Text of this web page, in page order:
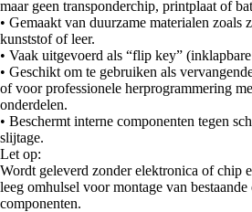
maar geen transponderchip, printplaat of
• Gemaakt van duurzame materialen
kunststof of leer.
• Vaak uitgevoerd als “flip key”
• Geschikt om te gebruiken als
of voor professionele herprogrammering
onderdelen.
• Beschermt interne componenten tegen
slijtage.
Let op:
Wordt geleverd zonder elektronica of chip
leeg omhulsel voor montage van
componenten.